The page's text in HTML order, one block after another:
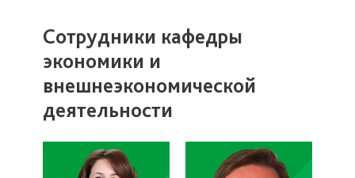
Сотрудники кафедры
экономики и
внешнеэкономической
деятельности